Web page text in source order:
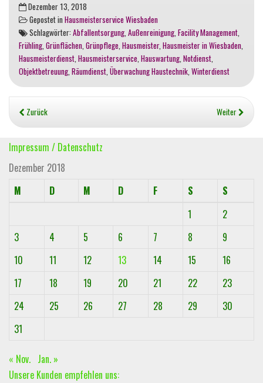
Dezember 13, 2018
Gepostet in Hausmeisterservice Wiesbaden
Schlagwörter:Abfallentsorgung,Außenreinigung,Facility Management,
Frühling,Grünflächen,Grünpflege,Hausmeister,Hausmeister in Wiesbaden,
Hausmeisterdienst,Hausmeisterservice,Hauswartung,Notdienst,
Objektbetreuung,Räumdienst,Überwachung Haustechnik,Winterdienst
Zurück Weiter
Impressum / Datenschutz
Dezember 2018
M
D M D F S
S
1
2
3
4 5 6 7 8
9
10
11 12 13 14 15
16
17
18 19 20 21 22
23
24
25 26 27 28 29
30
31
« Nov. Jan. »
Unsere Kunden empfehlen uns: